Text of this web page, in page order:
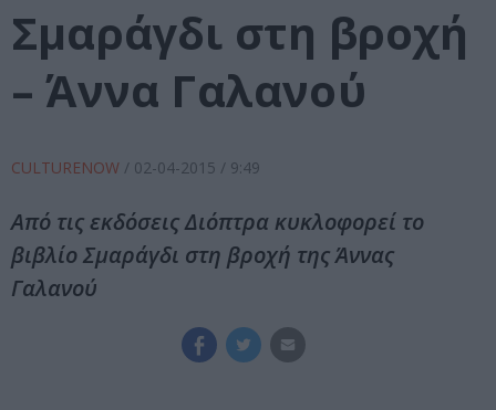
Σμαράγδι στη βροχή
– Άννα Γαλανού
CULTURENOW / 02-04-2015 / 9:49
Από τις εκδόσεις Διόπτρα κυκλοφορεί το
βιβλίο Σμαράγδι στη βροχή της Άννας
Γαλανού